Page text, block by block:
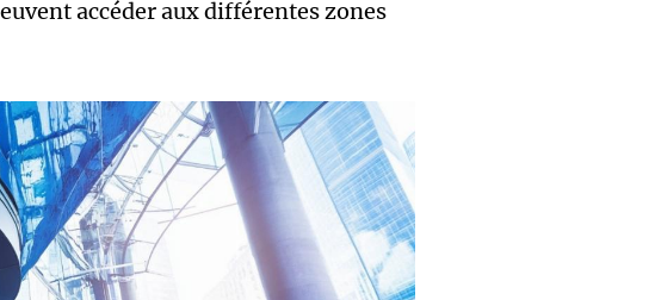
accéder aux différentes zones